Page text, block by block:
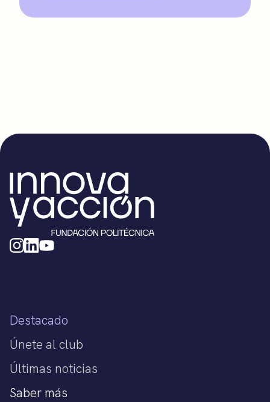
Destacado
Únete al club
Últimas noticias
Saber más